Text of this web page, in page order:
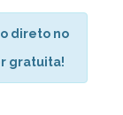
direto no
gratuita!